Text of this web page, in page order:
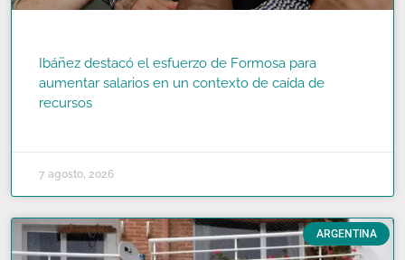
Ibáñez destacó el esfuerzo de Formosa para
aumentar salarios en un contexto de caída de
recursos
7 agosto, 2026
ARGENTINA